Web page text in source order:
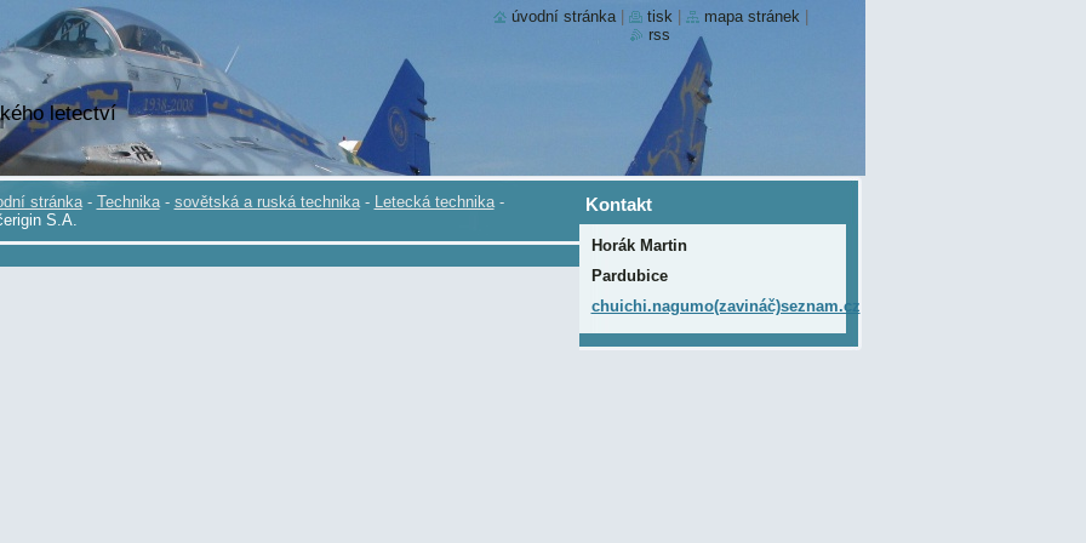
letectví
stránka - Technika - sovětská a ruská technika - Letecká technika -
S.A.
Kontakt
Horák Martin
Pardubice
chuichi.nagumo(zavináč)seznam.cz
úvodní stránka tisk mapa stránek
rss